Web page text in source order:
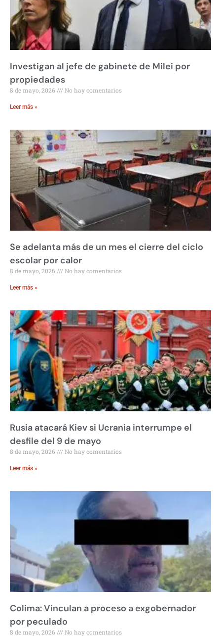
Investigan al jefe de gabinete de Milei por
propiedades
8 de mayo, 2026 No hay comentarios
Leer más »
Se adelanta más de un mes el cierre del ciclo
escolar por calor
8 de mayo, 2026 No hay comentarios
Leer más »
Rusia atacará Kiev si Ucrania interrumpe el
desfile del 9 de mayo
8 de mayo, 2026 No hay comentarios
Leer más »
Colima: Vinculan a proceso a exgobernador
por peculado
8 de mayo, 2026 No hay comentarios